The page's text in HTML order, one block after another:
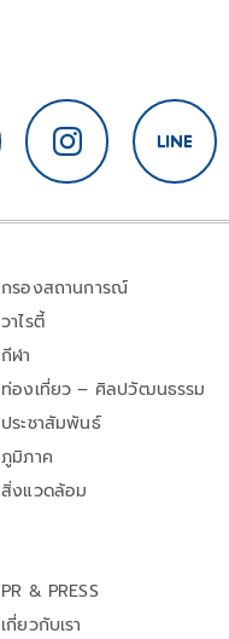
กรองสถานการณ์
วาไรตี้
กีฬา
ท่องเที่ยว – ศิลปวัฒนธรรม
ประชาสัมพันธ์
ภูมิภาค
สิ่งแวดล้อม
PR & PRESS
เกี่ยวกับเรา